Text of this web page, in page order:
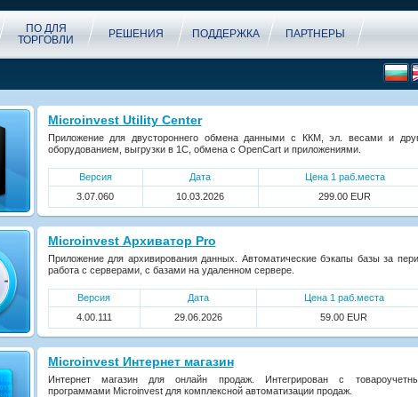
ПО ДЛЯ
ТОРГОВЛИ
РЕШЕНИЯ ПОДДЕРЖКА ПАРТНЕРЫ
Microinvest Utility Center
Приложение для двустороннего обмена данными с ККМ, эл. весами и
оборудованием, выгрузки в 1С, обмена с OpenCart и приложениями.
Версия Дата
Цена 1 раб.места
3.07.060
10.03.2026 299.00 EUR
Microinvest Архиватор Pro
Приложение для архивирования данных. Автоматические бэкапы базы за
работа с серверами, с базами на удаленном сервере.
Версия Дата
Цена 1 раб.места
4.00.111
29.06.2026 59.00 EUR
Microinvest Интернет магазин
Интернет магазин для онлайн продаж. Интегрирован с
программами Microinvest для комплексной автоматизации продаж.